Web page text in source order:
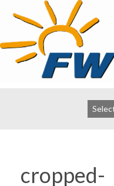
Inhalt
springen
cropped-